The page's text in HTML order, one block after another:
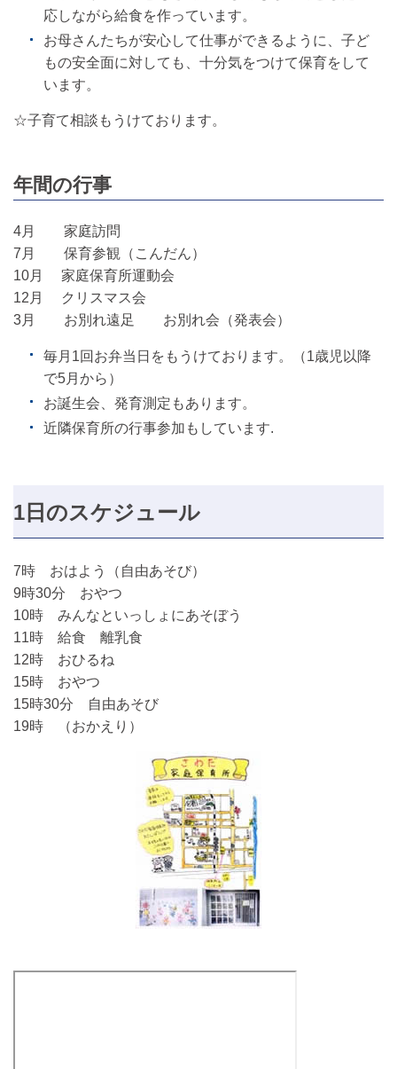
応しながら給食を作っています。
お母さんたちが安心して仕事ができるように、子ど
もの安全面に対しても、十分気をつけて保育をして
います。
☆子育て相談もうけております。
年間の行事
4月 家庭訪問
7月 保育参観（こんだん）
10月 家庭保育所運動会
12月 クリスマス会
3月 お別れ遠足 お別れ会（発表会）
毎月1回お弁当日をもうけております。（1歳児以降
で5月から）
お誕生会、発育測定もあります。
近隣保育所の行事参加もしています.
1日のスケジュール
7時 おはよう（自由あそび）
9時30分 おやつ
10時 みんなといっしょにあそぼう
11時 給食 離乳食
12時 おひるね
15時 おやつ
15時30分 自由あそび
19時 （おかえり）